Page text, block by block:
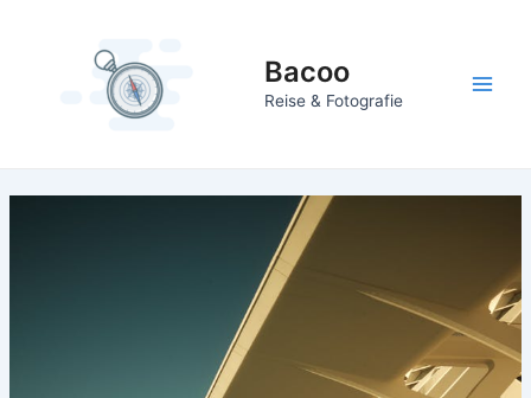
Bacoo
Reise & Fotografie